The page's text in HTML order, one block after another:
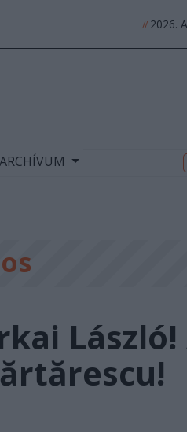
//2026.
ARCHÍVUM
ARCHÍVUM
László!